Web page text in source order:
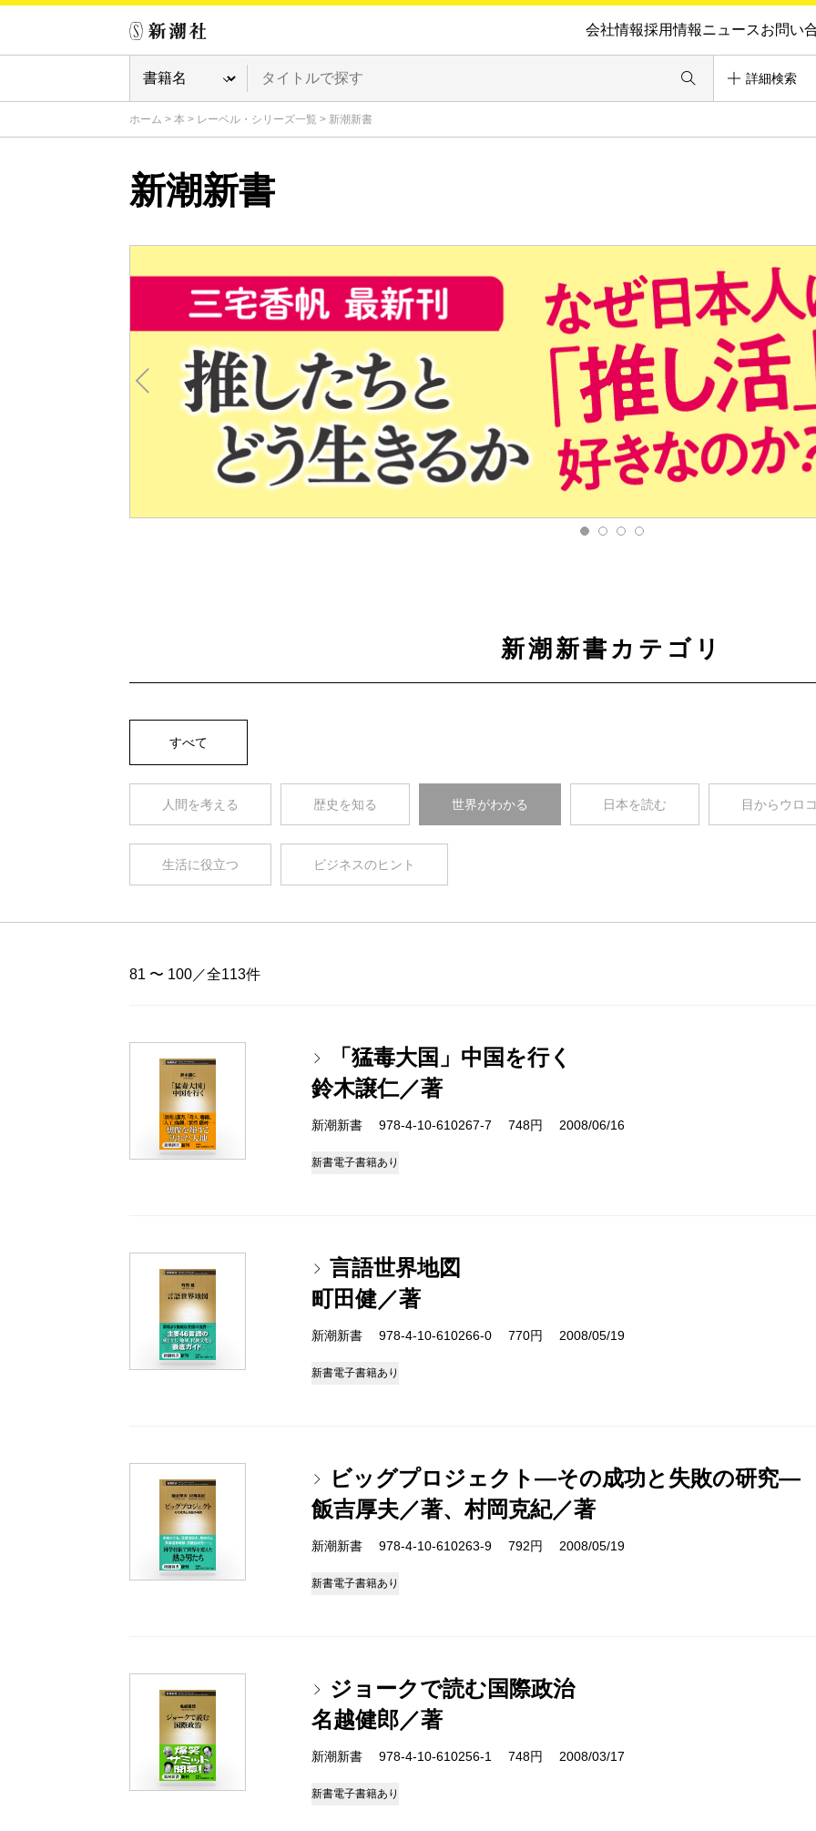
会社情報採用情報ニュースお問い
詳細検索
ホーム > 本 > レーベル・シリーズ一覧 > 新潮新書
新潮新書
新潮新書カテゴリ
すべて
人間を考える 歴史を知る 世界がわかる 日本を読む 目からウロコ
生活に役立つ ビジネスのヒント
81 〜 100／全113件
「猛毒大国」中国を行く
鈴木譲仁／著
新潮新書 978-4-10-610267-7 748円 2008/06/16
新書電子書籍あり
言語世界地図
町田健／著
新潮新書 978-4-10-610266-0 770円 2008/05/19
新書電子書籍あり
ビッグプロジェクト―その成功と失敗の研究―
飯吉厚夫／著、村岡克紀／著
新潮新書 978-4-10-610263-9 792円 2008/05/19
新書電子書籍あり
ジョークで読む国際政治
名越健郎／著
新潮新書 978-4-10-610256-1 748円 2008/03/17
新書電子書籍あり